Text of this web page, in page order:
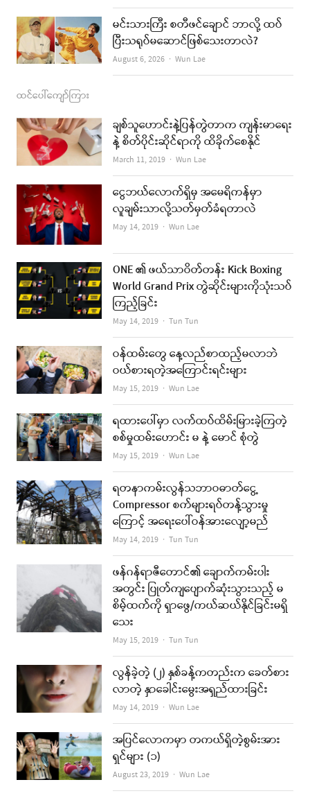
မင်းသားကြီး စတီဖင်ချောင် ဘာလို့ ထပ်
ပြီးသရုပ်မဆောင်ဖြစ်သေးတာလဲ?
August 6, 2026 Author
Wun Lae
ထင်ပေါ်ကျော်ကြား
ချစ်သူဟောင်းနဲ့ပြန်တွဲတာက ကျန်းမာရေး
နဲ့ စိတ်ပိုင်းဆိုင်ရာကို ထိခိုက်စေနိုင်
March 11, 2019 Author
Wun Lae
ငွေဘယ်လောက်ရှိမှ အမေရိကန်မှာ
လူချမ်းသာလို့သတ်မှတ်ခံရတာလဲ
May 14, 2019 Author
Wun Lae
ONE ၏ ဖယ်သာဝိတ်တန်း Kick Boxing
World Grand Prix တွဲဆိုင်းများကိုသုံးသပ်
ကြည့်ခြင်း
May 14, 2019 Author
Tun Tun
ဝန်ထမ်းတွေ နေ့လည်စာထည့်မလာဘဲ
ဝယ်စားရတဲ့အကြောင်းရင်းများ
May 15, 2019 Author
Wun Lae
ရထားပေါ်မှာ လက်ထပ်ထိမ်းမြားခဲ့ကြတဲ့
စစ်မှုထမ်းဟောင်း မ နဲ့ မောင် စုံတွဲ
May 15, 2019 Author
Wun Lae
ရတနာကမ်းလွန်သဘာဝဓာတ်ငွေ့
Compressor စက်များရပ်တန့်သွားမှု
ကြောင့် အရေးပေါ်ဝန်အားလျော့မည်
May 14, 2019 Author
Tun Tun
ဖန်ဂန်ရာဇီတောင်၏ ချောက်ကမ်းပါး
အတွင်း ပြုတ်ကျပျောက်ဆုံးသွားသည့် မ
စိမ့်ထက်ကို ရှာဖွေ/ကယ်ဆယ်နိုင်ခြင်းမရှိ
သေး
May 15, 2019 Author
Tun Tun
လွန်ခဲ့တဲ့ (၂) နှစ်ခန့်ကတည်းက ခေတ်စား
လာတဲ့ နှာခေါင်းမွေးအရှည်ထားခြင်း
May 14, 2019 Author
Wun Lae
အပြင်လောကမှာ တကယ်ရှိတဲ့စွမ်းအား
ရှင်များ (၁)
August 23, 2019 Author
Wun Lae